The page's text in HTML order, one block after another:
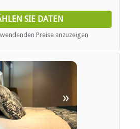
SIE DATEN
Preise anzuzeigen
»